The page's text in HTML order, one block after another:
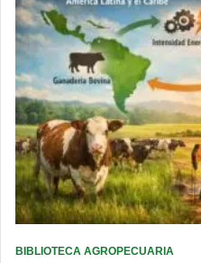
BIBLIOTECA AGROPECUARIA